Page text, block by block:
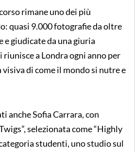
rimane uno dei più
quasi 9.000 fotografie da oltre
e giudicate da una giuria
riunisce a Londra ogni anno per
di come il mondo si nutre e
anche Sofia Carrara, con
selezionata come “Highly
studenti, uno studio sul